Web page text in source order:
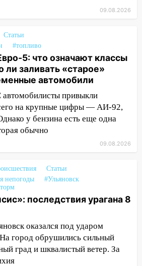
упавшее дерево
в машине двух женщин
области
мостов: один уже
— почти завершены
последствия
в Ульяновской
непогоды в
фестиваль «Наше
район первым в
намолотил более
зерна
и техникумы
подали более 10
с улиц Ульяновска
09.08.2026
Статьи
#топливо
5: что означают классы
ли заливать «старое»
автомобили
привыкли
на крупные цифры — АИ-92,
у бензина есть еще одна
обычно
09.08.2026
Статьи
непогоды
#Ульяновск
последствия урагана 8
оказался под ударом
город обрушились сильный
град и шквалистый ветер. За